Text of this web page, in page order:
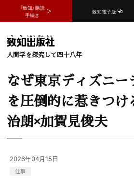
『致知』購読
手続き
致知電子版
人間学を探究して四十八年
なぜ東京ディズニー
を圧倒的に惹きつ
治朗×加賀見俊夫
2026年04月15日
仕事